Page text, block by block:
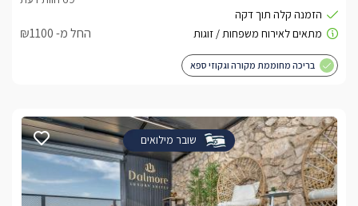
החל מ- ₪1100
בריכה מחוממת מקורה וגקוזי ספא
שובר מילואים